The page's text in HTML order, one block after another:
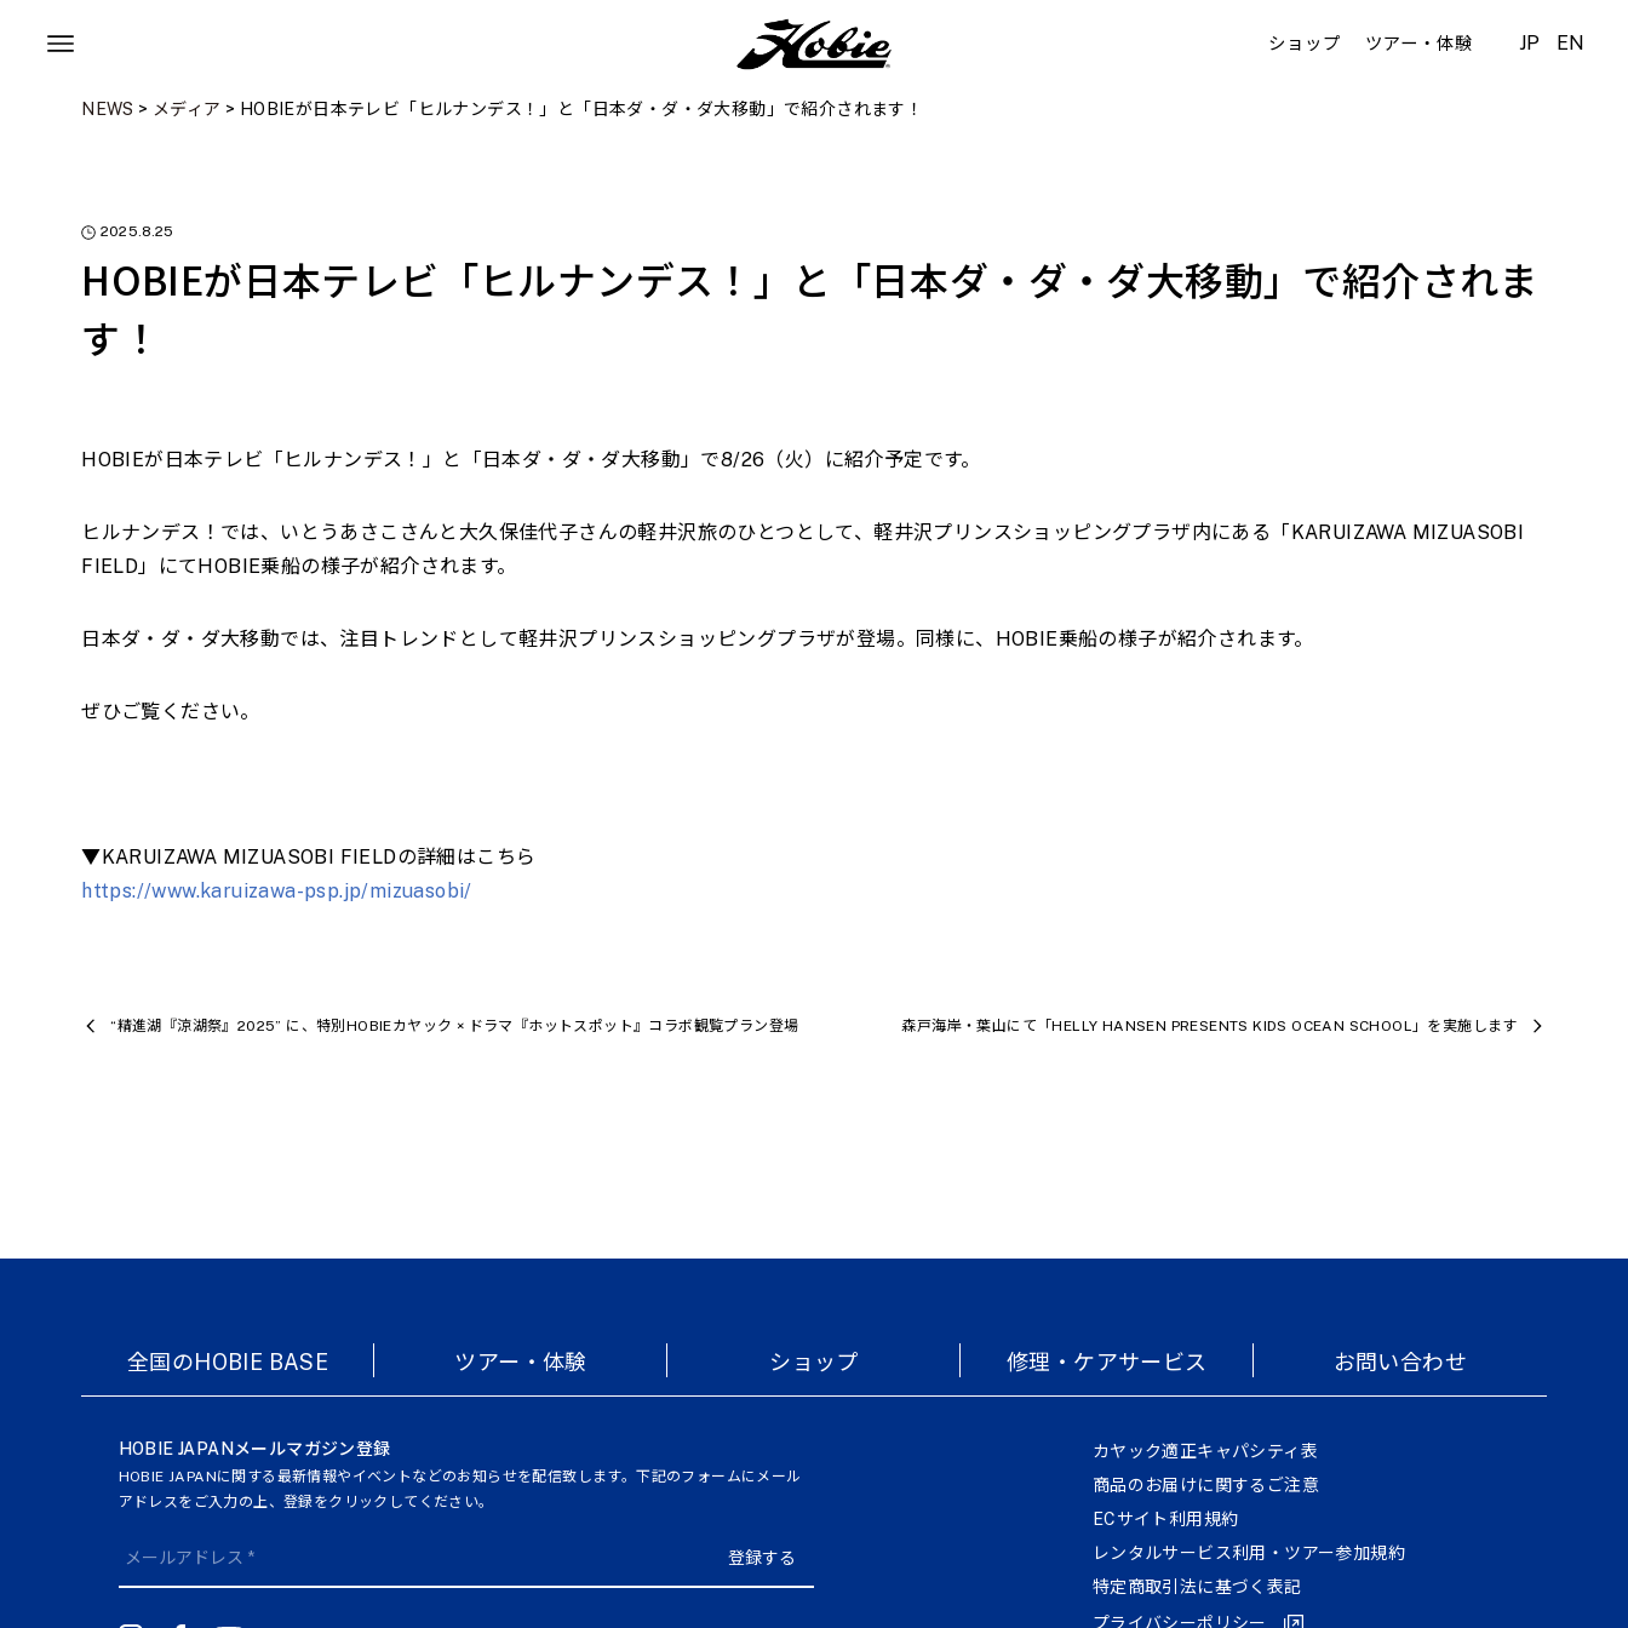
ショップ ツアー・体験 JP EN
NEWS > メディア > HOBIEが日本テレビ「ヒルナンデス！」と「日本ダ・ダ・ダ大移動」で紹介されます！
2025.8.25
HOBIEが日本テレビ「ヒルナンデス！」と「日本ダ・ダ・ダ大移動」で紹介されま
す！
HOBIEが日本テレビ「ヒルナンデス！」と「日本ダ・ダ・ダ大移動」で8/26（火）に紹介予定です。
ヒルナンデス！では、いとうあさこさんと大久保佳代子さんの軽井沢旅のひとつとして、軽井沢プリンスショッピングプラザ内にある「KARUIZAWA MIZUASOBI
FIELD」にてHOBIE乗船の様子が紹介されます。
日本ダ・ダ・ダ大移動では、注目トレンドとして軽井沢プリンスショッピングプラザが登場。同様に、HOBIE乗船の様子が紹介されます。
ぜひご覧ください。
▼KARUIZAWA MIZUASOBI FIELDの詳細はこちら
https://www.karuizawa-psp.jp/mizuasobi/
“精進湖『涼湖祭』2025” に、特別HOBIEカヤック × ドラマ『ホットスポット』コラボ観覧プラン登場 森戸海岸・葉山にて「HELLY HANSEN PRESENTS KIDS OCEAN SCHOOL」を実施します
全国のHOBIE BASE ツアー・体験 ショップ 修理・ケアサービス お問い合わせ
HOBIE JAPANメールマガジン登録
HOBIE JAPANに関する最新情報やイベントなどのお知らせを配信致します。下記のフォームにメール
アドレスをご入力の上、登録をクリックしてください。
カヤック適正キャパシティ表
商品のお届けに関するご注意
ECサイト利⽤規約
レンタルサービス利用・ツアー参加規約
特定商取引法に基づく表記
プライバシーポリシー